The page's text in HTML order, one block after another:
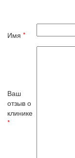
Имя *
Ваш
отзыв о
клинике
*